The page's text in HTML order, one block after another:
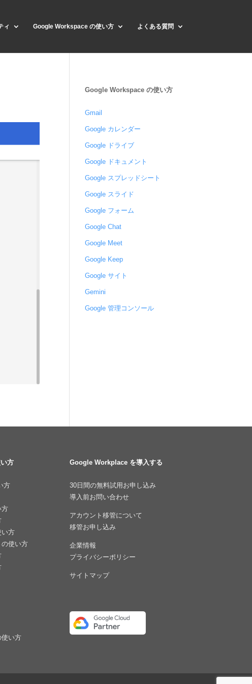
ィ Google Workspace の使い方 よくある質問
Google Workspace の使い方
Gmail
Google カレンダー
Google ドライブ
Google ドキュメント
Google スプレッドシート
Google スライド
Google フォーム
Google Chat
Google Meet
Google Keep
Google サイト
Gemini
Google 管理コンソール
方
方
方
い方
使い方
い方
Google Workplace を導入する
30日間の無料試用お申し込み
導入前お問い合わせ
アカウント移管について
移管お申し込み
企業情報
プライバシーポリシー
サイトマップ